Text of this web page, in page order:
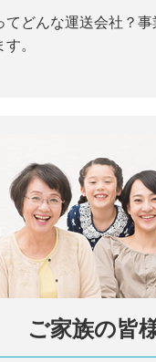
てどんな運送会社？
。
ご家族の皆